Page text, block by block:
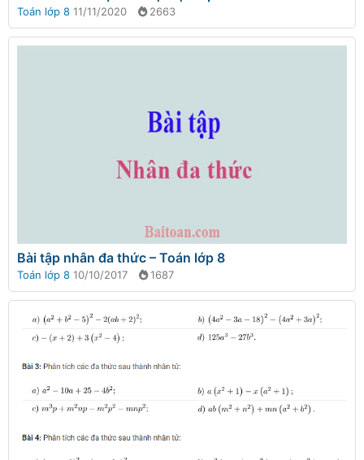
Toán lớp 8 11/11/2020 2663
Bài tập nhân đa thức – Toán lớp 8
Toán lớp 8 10/10/2017 1687